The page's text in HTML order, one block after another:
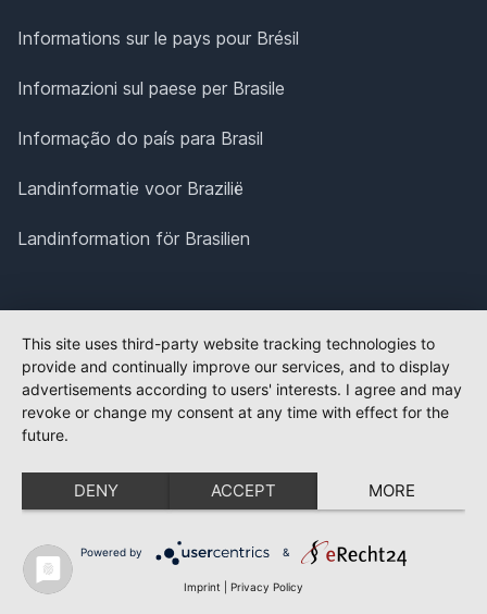
Informations sur le pays pour Brésil
Informazioni sul paese per Brasile
Informação do país para Brasil
Landinformatie voor Brazilië
Landinformation för Brasilien
This site uses third-party website tracking technologies to
provide and continually improve our services, and to display
advertisements according to users' interests. I agree and may
revoke or change my consent at any time with effect for the
future.
DENY ACCEPT MORE
Powered by &
Imprint Privacy Policy